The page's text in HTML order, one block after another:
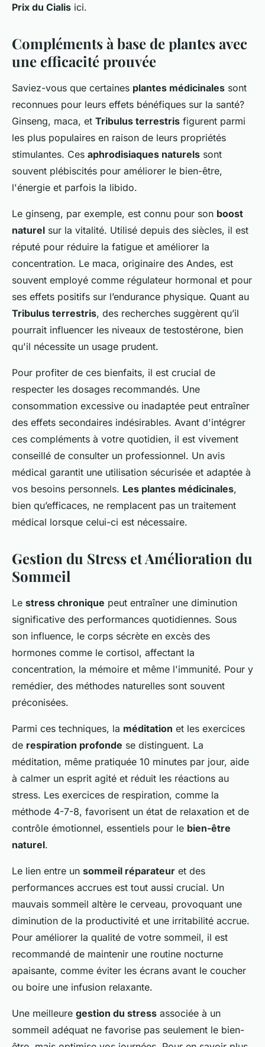
Prix du Cialis ici.
Compléments à base de plantes avec
une efficacité prouvée
Saviez-vous que certaines plantes médicinales sont
reconnues pour leurs effets bénéfiques sur la santé?
Ginseng, maca, et Tribulus terrestris figurent parmi
les plus populaires en raison de leurs propriétés
stimulantes. Ces aphrodisiaques naturels sont
souvent plébiscités pour améliorer le bien-être,
l'énergie et parfois la libido.
Le ginseng, par exemple, est connu pour son boost
naturel sur la vitalité. Utilisé depuis des siècles, il est
réputé pour réduire la fatigue et améliorer la
concentration. Le maca, originaire des Andes, est
souvent employé comme régulateur hormonal et pour
ses effets positifs sur l’endurance physique. Quant au
Tribulus terrestris, des recherches suggèrent qu’il
pourrait influencer les niveaux de testostérone, bien
qu'il nécessite un usage prudent.
Pour profiter de ces bienfaits, il est crucial de
respecter les dosages recommandés. Une
consommation excessive ou inadaptée peut entraîner
des effets secondaires indésirables. Avant d'intégrer
ces compléments à votre quotidien, il est vivement
conseillé de consulter un professionnel. Un avis
médical garantit une utilisation sécurisée et adaptée à
vos besoins personnels. Les plantes médicinales,
bien qu’efficaces, ne remplacent pas un traitement
médical lorsque celui-ci est nécessaire.
Gestion du Stress et Amélioration du
Sommeil
Le stress chronique peut entraîner une diminution
significative des performances quotidiennes. Sous
son influence, le corps sécrète en excès des
hormones comme le cortisol, affectant la
concentration, la mémoire et même l'immunité. Pour y
remédier, des méthodes naturelles sont souvent
préconisées.
Parmi ces techniques, la méditation et les exercices
de respiration profonde se distinguent. La
méditation, même pratiquée 10 minutes par jour, aide
à calmer un esprit agité et réduit les réactions au
stress. Les exercices de respiration, comme la
méthode 4-7-8, favorisent un état de relaxation et de
contrôle émotionnel, essentiels pour le bien-être
naturel.
Le lien entre un sommeil réparateur et des
performances accrues est tout aussi crucial. Un
mauvais sommeil altère le cerveau, provoquant une
diminution de la productivité et une irritabilité accrue.
Pour améliorer la qualité de votre sommeil, il est
recommandé de maintenir une routine nocturne
apaisante, comme éviter les écrans avant le coucher
ou boire une infusion relaxante.
Une meilleure gestion du stress associée à un
sommeil adéquat ne favorise pas seulement le bien-